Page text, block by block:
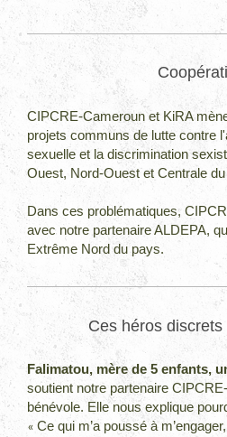
CIPCRE-Cameroun et KiRA
projets communs de lutte contre
sexuelle et la discrimination
Ouest, Nord-Ouest et Centrale
Dans ces problématiques,
avec notre partenaire ALDEPA,
Extrême Nord du pays.
Ces héros
Falimatou, mère de 5 enfants,
soutient notre partenaire
bénévole. Elle nous explique
«Ce qui m’a poussé à